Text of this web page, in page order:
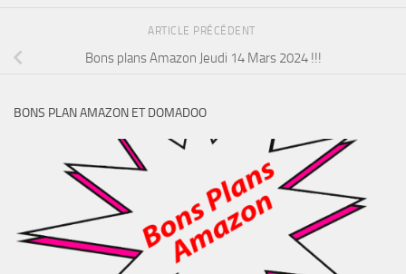
ARTICLE PRÉCÉDENT
Bons plans Amazon Jeudi 14 Mars 2024 !!!
BONS PLAN AMAZON ET DOMADOO